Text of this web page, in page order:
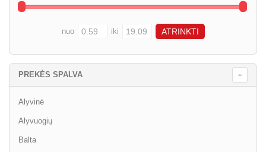
nuo iki
PREKĖS SPALVA
Alyvinė
Alyvuogių
Balta